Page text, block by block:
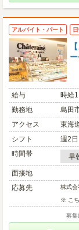
アルバイト・パート
給与
時給
勤務地
島田
アクセス
東海
シフト
週2
時間帯
早
面接地
応募先
株式
※ こち
募集